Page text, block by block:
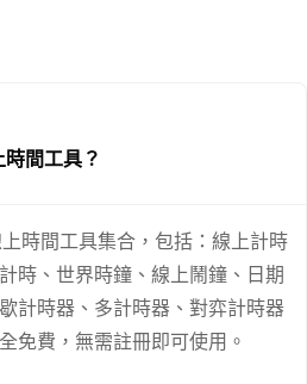
間工具？
時間工具集合，包括：線上計時
時、世界時鐘、線上鬧鐘、日期
計時器、多計時器、對弈計時器
免費，無需註冊即可使用。